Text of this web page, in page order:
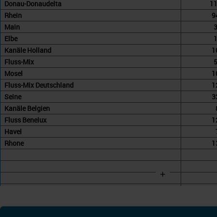
Donau-Donaudelta
Rhein
Main
Elbe
Kanäle Holland
Fluss-Mix
Mosel
Fluss-Mix Deutschland
Seine
Kanäle Belgien
Fluss Benelux
Havel
Rhone
+